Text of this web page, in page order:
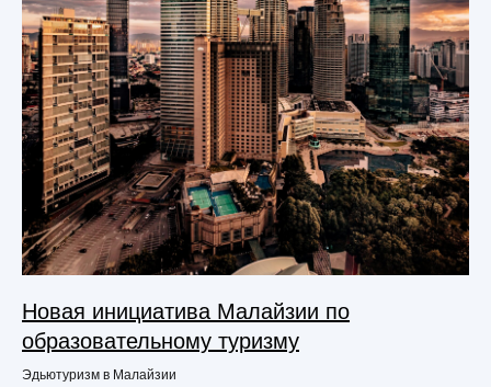
Новая инициатива Малайзии по
образовательному туризму
Эдьютуризм в Малайзии